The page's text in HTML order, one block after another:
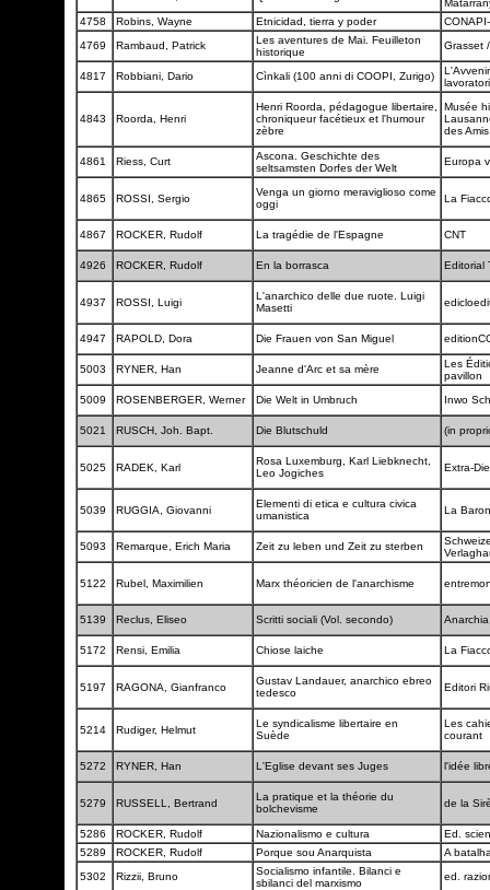
4758
Robins, Wayne Etnicidad, tierra y poder
4769
Rambaud, Patrick
Les aventures de Mai. Feuilleton
historique
Grasset
4817 Robbiani, Dario Cìnkali (100 anni di COOPI, Zurigo)
4843 Roorda, Henri
Henri Roorda, pédagogue libertaire,
chroniqueur facétieux et l'humour
zèbre
Musée
des
4861 Riess, Curt
Ascona. Geschichte des
seltsamsten Dorfes der Welt
Europa
4865 ROSSI, Sergio
Venga un giorno meraviglioso come
oggi
La
4867 ROCKER, Rudolf La tragédie de l'Espagne CNT
4926 ROCKER, Rudolf En la borrasca Editorial
4937 ROSSI, Luigi
L'anarchico delle due ruote. Luigi
Masetti
4947 RAPOLD, Dora Die Frauen von San Miguel
5003 RYNER, Han Jeanne d'Arc et sa mère
Les
pavillon
5009
ROSENBERGER, Werner Die Welt in Umbruch Inwo
5021 RUSCH, Joh. Bapt. Die Blutschuld (in
5025 RADEK, Karl
Rosa Luxemburg, Karl Liebknecht,
Leo Jogiches
Extra-
5039 RUGGIA, Giovanni
Elementi di etica e cultura civica
umanistica
La
5093 Remarque, Erich Maria Zeit zu leben und Zeit zu sterben
5122 Rubel, Maximilien Marx théoricien de l'anarchisme
5139 Reclus, Eliseo Scritti sociali (Vol. secondo)
5172 Rensi, Emilia Chiose laiche La
5197 RAGONA, Gianfranco
Gustav Landauer, anarchico ebreo
tedesco
Editori
5214 Rudiger, Helmut
Le syndicalisme libertaire en
Suède
Les
courant
5272 RYNER, Han L'Eglise devant ses Juges l'idée
5279 RUSSELL, Bertrand
La pratique et la théorie du
bolchevisme
de la
5286 ROCKER, Rudolf Nazionalismo e cultura
Ed.
5289
ROCKER, Rudolf Porque sou Anarquista
A
5302
Rizzii, Bruno
Socialismo infantile. Bilanci e
sbilanci del marxismo
ed.